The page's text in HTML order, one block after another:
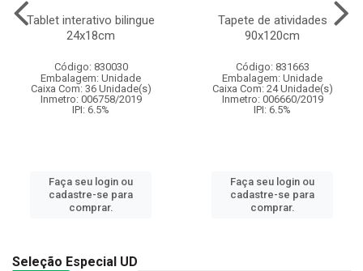
Tablet interativo bilingue
24x18cm
Código: 830030
Embalagem: Unidade
Caixa Com: 36 Unidade(s)
Inmetro: 006758/2019
IPI: 6.5%
Faça seu login ou
cadastre-se para
comprar.
Tapete de atividades
90x120cm
Código: 831663
Embalagem: Unidade
Caixa Com: 24 Unidade(s)
Inmetro: 006660/2019
IPI: 6.5%
Faça seu login ou
cadastre-se para
comprar.
Seleção Especial UD